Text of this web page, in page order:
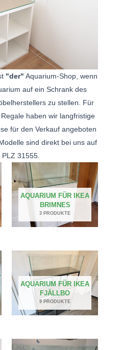
"der" Aquarium-Shop, wenn
auf ein Schrank des
zu stellen. Für
haben wir langfristige
für den Verkauf angeboten
sind direkt bei uns auf
PLZ 31555.
AQUARIUM FÜR IKEA
BRIMNES
3 PRODUKTE
AQUARIUM FÜR IKEA
FJÄLLBO
9 PRODUKTE